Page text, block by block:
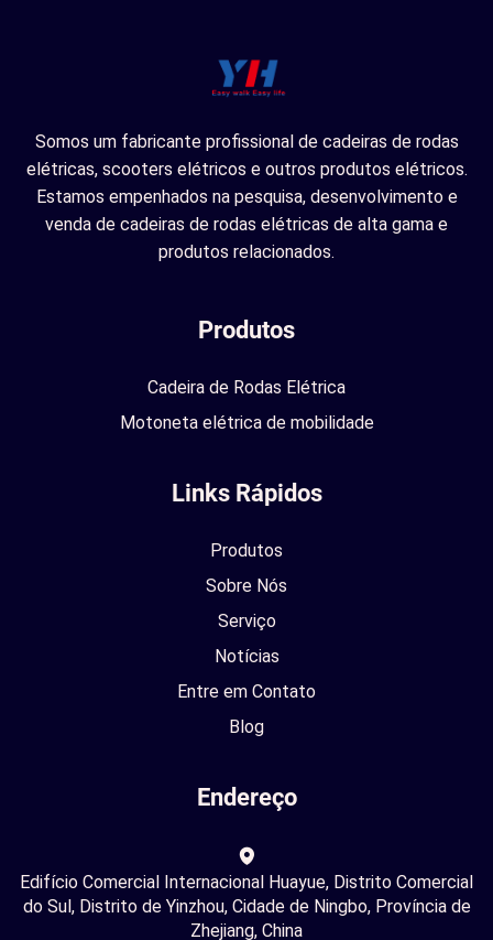
Somos um fabricante profissional de cadeiras de rodas
elétricas, scooters elétricos e outros produtos elétricos.
Estamos empenhados na pesquisa, desenvolvimento e
venda de cadeiras de rodas elétricas de alta gama e
produtos relacionados.
Produtos
Cadeira de Rodas Elétrica
Motoneta elétrica de mobilidade
Links Rápidos
Produtos
Sobre Nós
Serviço
Notícias
Entre em Contato
Blog
Endereço
Edifício Comercial Internacional Huayue, Distrito Comercial
do Sul, Distrito de Yinzhou, Cidade de Ningbo, Província de
Zhejiang, China